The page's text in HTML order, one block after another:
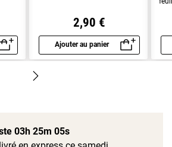
2,90 €
Ajouter au panier
Aperçu rapide
03h 25m 04s